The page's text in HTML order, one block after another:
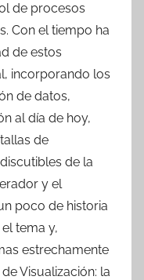
de procesos
Con el tiempo ha
de estos
incorporando los
de datos,
al día de hoy,
de
de la
y el
poco de historia
tema y,
estrechamente
Visualización: la